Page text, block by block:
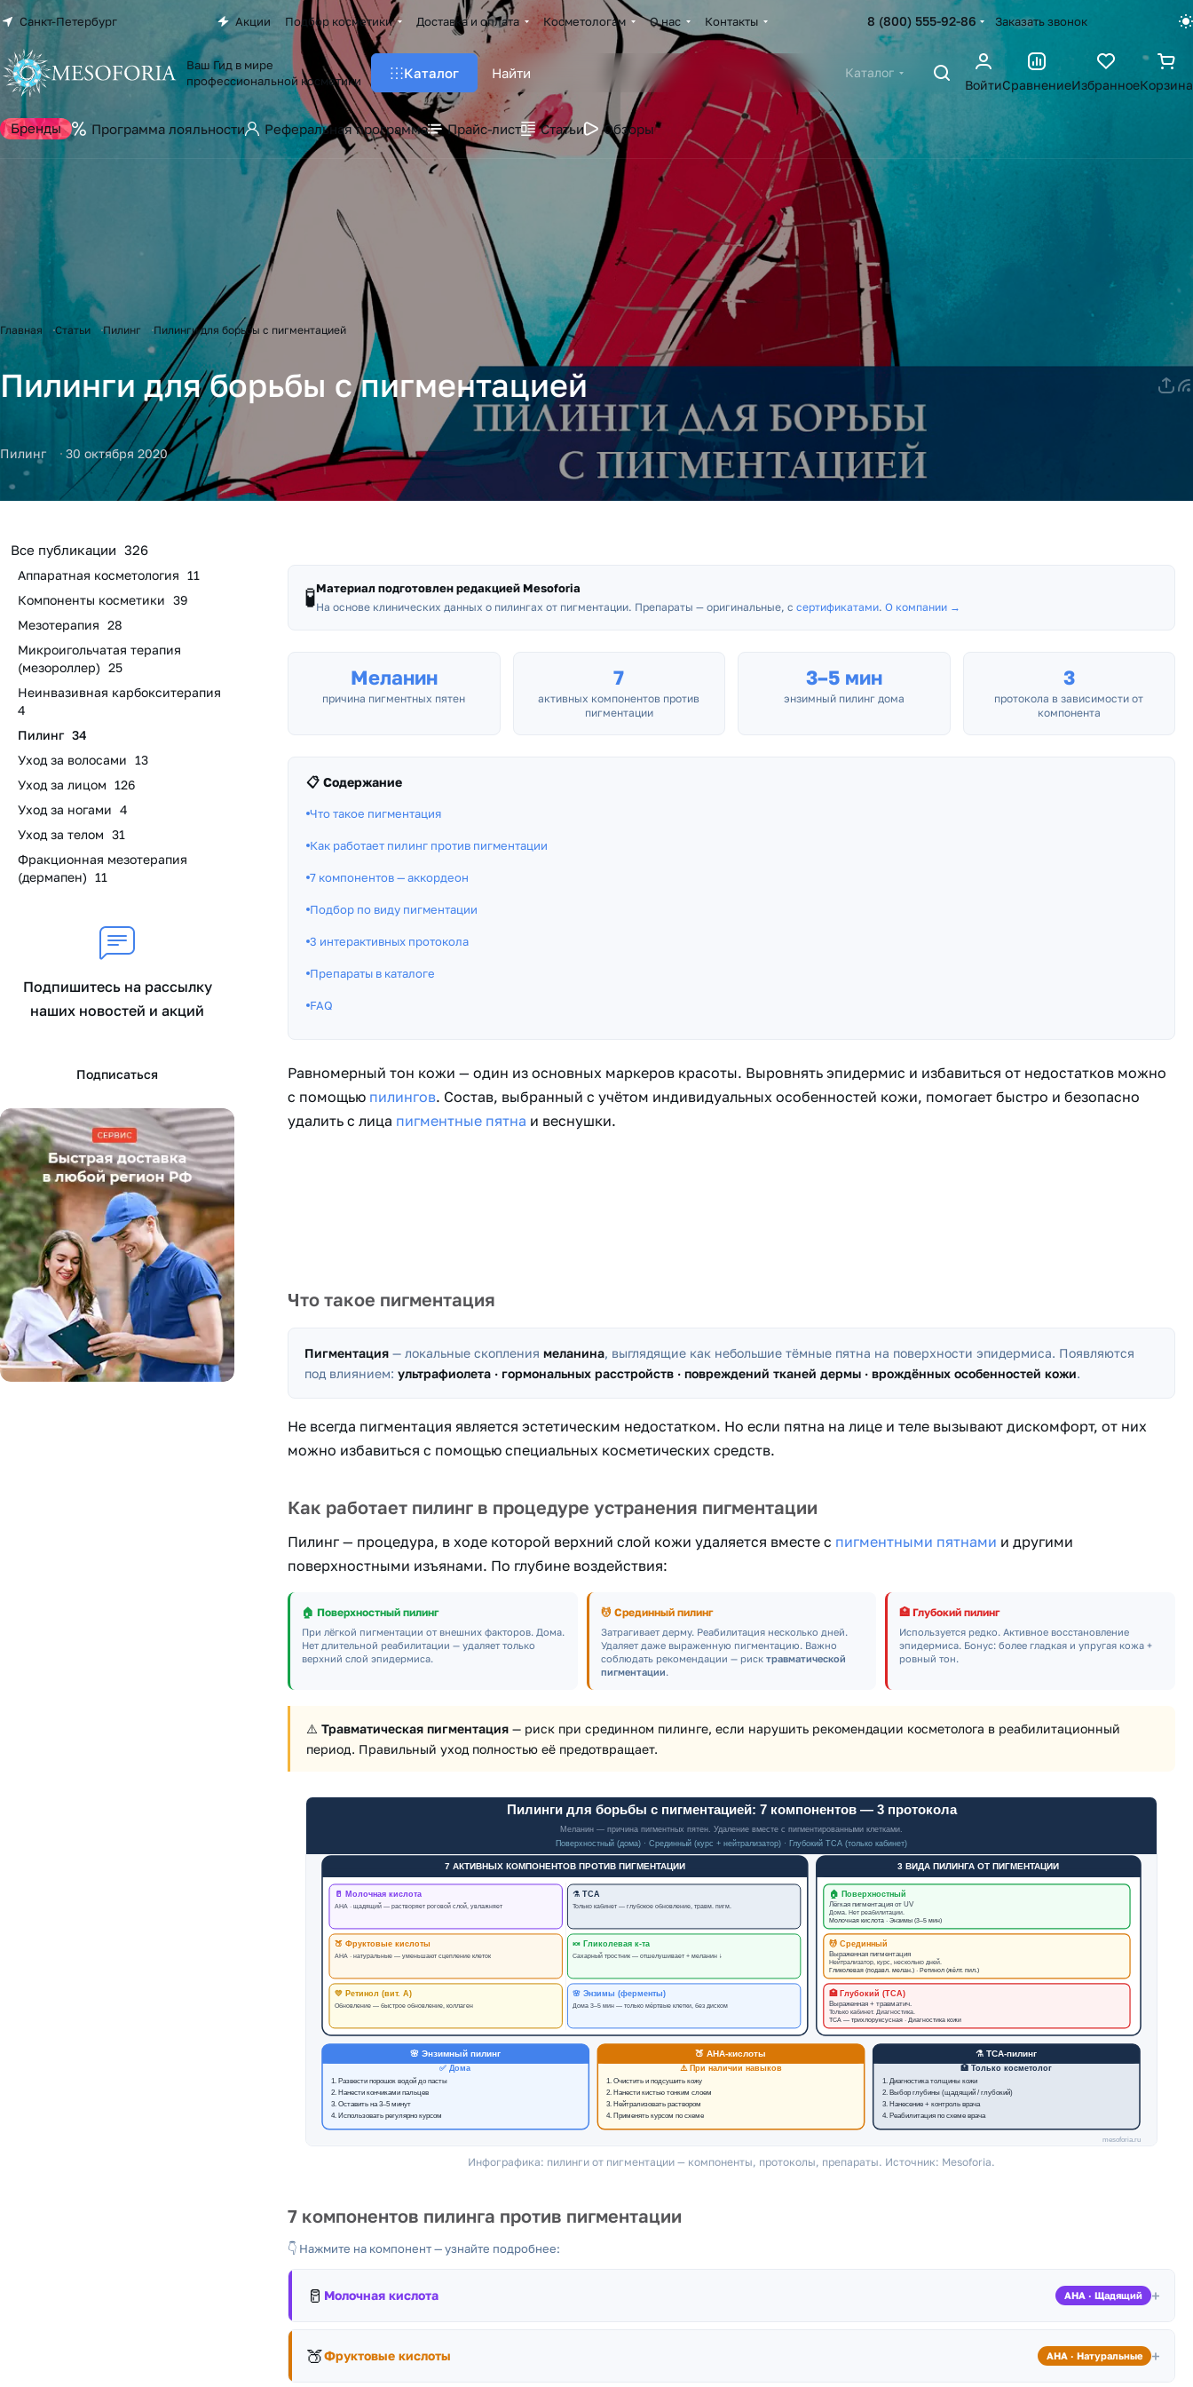
Санкт-Петербург Акции Подбор косметики Доставка и оплата Косметологам О нас Контакты 8 (800) 555-92-86 Заказать звонок
Ваш Гид в мире
профессиональной косметики
Каталог
Каталог
ВойтиСравнениеИзбранноеКорзина
Бренды Программа лояльности Реферальная программа Прайс-лист Статьи Обзоры
Главная Статьи Пилинг Пилинги для борьбы с пигментацией
Пилинги для борьбы с пигментацией
Пилинг 30 октября 2020
🧪Материал подготовлен редакцией Mesoforia
На основе клинических данных о пилингах от пигментации. Препараты — оригинальные, с сертификатами. О компании →
Меланин
причина пигментных пятен
7
активных компонентов против
пигментации
3–5 мин
энзимный пилинг дома
3
протокола в зависимости от
компонента
📋 Содержание
Что такое пигментация
Как работает пилинг против пигментации
7 компонентов — аккордеон
Подбор по виду пигментации
3 интерактивных протокола
Препараты в каталоге
FAQ
Равномерный тон кожи — один из основных маркеров красоты. Выровнять эпидермис и избавиться от недостатков можно
с помощью пилингов. Состав, выбранный с учётом индивидуальных особенностей кожи, помогает быстро и безопасно
удалить с лица пигментные пятна и веснушки.
Что такое пигментация
Пигментация — локальные скопления меланина, выглядящие как небольшие тёмные пятна на поверхности эпидермиса. Появляются
под влиянием: ультрафиолета · гормональных расстройств · повреждений тканей дермы · врождённых особенностей кожи.
Не всегда пигментация является эстетическим недостатком. Но если пятна на лице и теле вызывают дискомфорт, от них
можно избавиться с помощью специальных косметических средств.
Как работает пилинг в процедуре устранения пигментации
Пилинг — процедура, в ходе которой верхний слой кожи удаляется вместе с пигментными пятнами и другими
поверхностными изъянами. По глубине воздействия:
🏠 Поверхностный пилинг
При лёгкой пигментации от внешних факторов. Дома.
Нет длительной реабилитации — удаляет только
верхний слой эпидермиса.
💆 Срединный пилинг
Затрагивает дерму. Реабилитация несколько дней.
Удаляет даже выраженную пигментацию. Важно
соблюдать рекомендации — риск травматической
пигментации.
🏥 Глубокий пилинг
Используется редко. Активное восстановление
эпидермиса. Бонус: более гладкая и упругая кожа +
ровный тон.
⚠️ Травматическая пигментация — риск при срединном пилинге, если нарушить рекомендации косметолога в реабилитационный
период. Правильный уход полностью её предотвращает.
Инфографика: пилинги от пигментации — компоненты, протоколы, препараты. Источник: Mesoforia.
7 компонентов пилинга против пигментации
👇 Нажмите на компонент — узнайте подробнее:
🥛 Молочная кислота AHA · Щадящий +
Щадящий компонент для разглаживания тона кожи.
отшелушивание + увлажнение нового слоя. Подходит для чувствительной кожи.
🍑Фруктовые кислоты AHA · Натуральные +
Все публикации 326
Аппаратная косметология 11
Компоненты косметики 39
Мезотерапия 28
Микроигольчатая терапия
(мезороллер) 25
Неинвазивная карбокситерапия
4
Пилинг 34
Уход за волосами 13
Уход за лицом 126
Уход за ногами 4
Уход за телом 31
Фракционная мезотерапия
(дермапен) 11
Подпишитесь на рассылку
наших новостей и акций
Подписаться